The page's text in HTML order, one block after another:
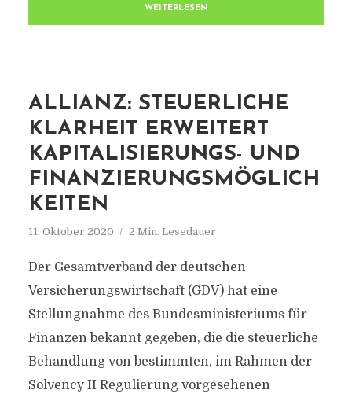
WEITERLESEN
ALLIANZ: STEUERLICHE
KLARHEIT ERWEITERT
KAPITALISIERUNGS- UND
FINANZIERUNGSMÖGLICH
KEITEN
11. Oktober 2020 2 Min. Lesedauer
Der Gesamtverband der deutschen
Versicherungswirtschaft (GDV) hat eine
Stellungnahme des Bundesministeriums für
Finanzen bekannt gegeben, die die steuerliche
Behandlung von bestimmten, im Rahmen der
Solvency II Regulierung vorgesehenen